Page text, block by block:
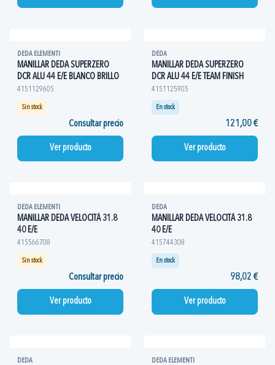
DEDA ELEMENTI
MANILLAR DEDA SUPERZERO
DCR ALU 44 E/E BLANCO BRILLO
4151129605
Sin stock
Consultar precio
Ver producto
DEDA
MANILLAR DEDA SUPERZERO
DCR ALU 44 E/E TEAM FINISH
4151125905
En stock
121,00 €
Ver producto
DEDA ELEMENTI
MANILLAR DEDA VELOCITÁ 31.8
40 E/E
415566708
Sin stock
Consultar precio
Ver producto
DEDA
MANILLAR DEDA VELOCITÁ 31.8
40 E/E
415744308
En stock
98,02 €
Ver producto
DEDA DEDA ELEMENTI